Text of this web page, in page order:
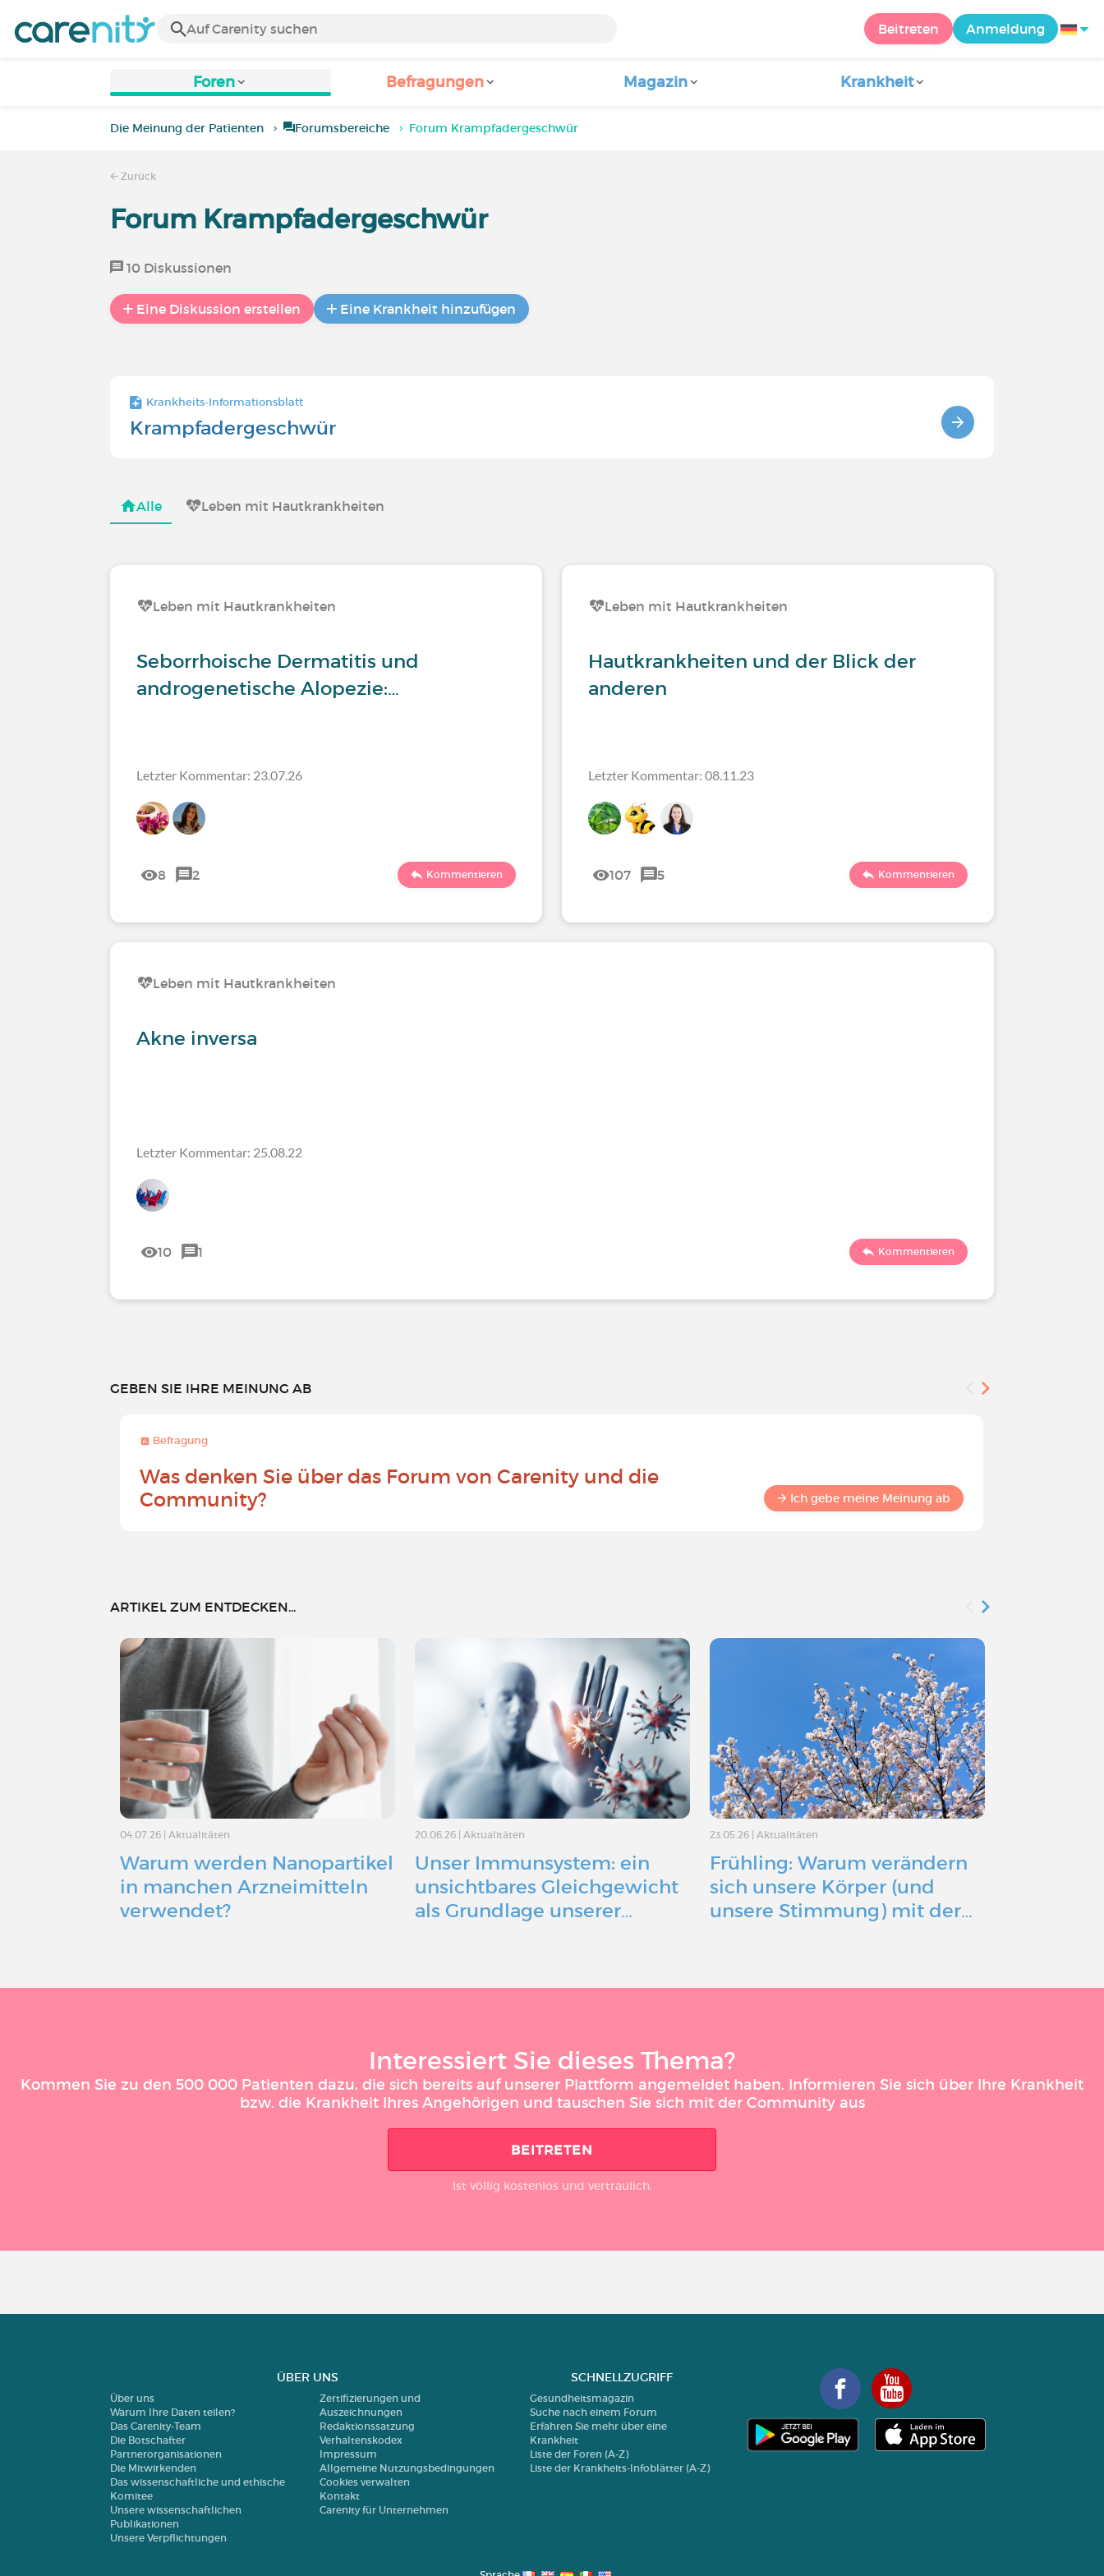
Beitreten Anmeldung
Foren Befragungen Magazin Krankheit
Die Meinung der Patienten Forumsbereiche Forum Krampfadergeschwür
Zurück
Forum Krampfadergeschwür
10 Diskussionen
Eine Diskussion erstellen Eine Krankheit hinzufügen
Krankheits-Informationsblatt
Krampfadergeschwür
Alle Leben mit Hautkrankheiten
Leben mit Hautkrankheiten
Seborrhoische Dermatitis und
androgenetische Alopezie:…
Letzter Kommentar: 23.07.26
8 2 Kommentieren
Leben mit Hautkrankheiten
Hautkrankheiten und der Blick der
anderen
Letzter Kommentar: 08.11.23
107 5 Kommentieren
Leben mit Hautkrankheiten
Akne inversa
Letzter Kommentar: 25.08.22
10 1 Kommentieren
GEBEN SIE IHRE MEINUNG AB
Befragung
Was denken Sie über das Forum von Carenity und die
Community?
Ich gebe meine Meinung ab
ARTIKEL ZUM ENTDECKEN...
04.07.26 |Aktualitäten
Warum werden Nanopartikel
in manchen Arzneimitteln
verwendet?
20.06.26 |Aktualitäten
Unser Immunsystem: ein
unsichtbares Gleichgewicht
als Grundlage unserer…
23.05.26 |Aktualitäten
Frühling: Warum verändern
sich unsere Körper (und
unsere Stimmung) mit der…
Interessiert Sie dieses Thema?
Kommen Sie zu den 500 000 Patienten dazu, die sich bereits auf unserer Plattform angemeldet haben. Informieren Sie sich über Ihre Krankheit
bzw. die Krankheit Ihres Angehörigen und tauschen Sie sich mit der Community aus
BEITRETEN
Ist völlig kostenlos und vertraulich.
ÜBER UNS
Über uns
Warum Ihre Daten teilen?
Das Carenity-Team
Die Botschafter
Partnerorganisationen
Die Mitwirkenden
Das wissenschaftliche und ethische
Komitee
Unsere wissenschaftlichen
Publikationen
Unsere Verpflichtungen
Zertifizierungen und
Auszeichnungen
Redaktionssatzung
Verhaltenskodex
Impressum
Allgemeine Nutzungsbedingungen
Cookies verwalten
Kontakt
Carenity für Unternehmen
SCHNELLZUGRIFF
Gesundheitsmagazin
Suche nach einem Forum
Erfahren Sie mehr über eine
Krankheit
Liste der Foren (A-Z)
Liste der Krankheits-Infoblätter (A-Z)